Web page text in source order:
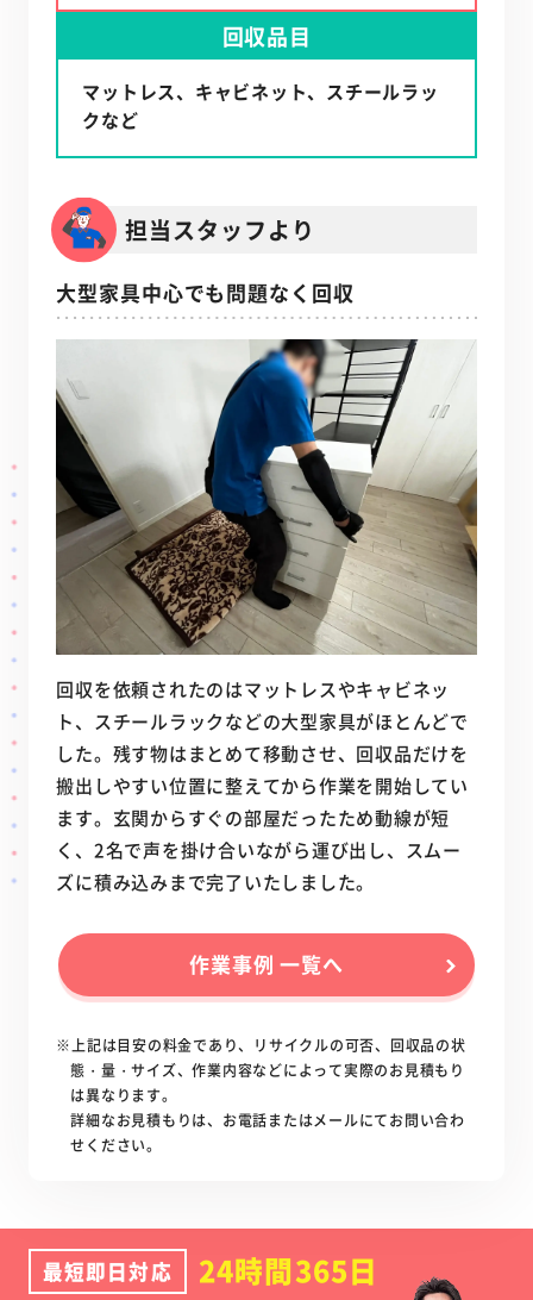
回収品目
マットレス、キャビネット、スチールラッ
クなど
担当スタッフより
大型家具中心でも問題なく回収
回収を依頼されたのはマットレスやキャビネッ
ト、スチールラックなどの大型家具がほとんどで
した。残す物はまとめて移動させ、回収品だけを
搬出しやすい位置に整えてから作業を開始してい
ます。玄関からすぐの部屋だったため動線が短
く、2名で声を掛け合いながら運び出し、スムー
ズに積み込みまで完了いたしました。
作業事例 一覧へ
※上記は目安の料金であり、リサイクルの可否、回収品の状
態・量・サイズ、作業内容などによって実際のお見積もり
は異なります。
詳細なお見積もりは、お電話またはメールにてお問い合わ
せください。
最短即日対応
24時間365日